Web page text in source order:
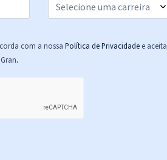
com a nossa Política de Privacidade e aceita
.